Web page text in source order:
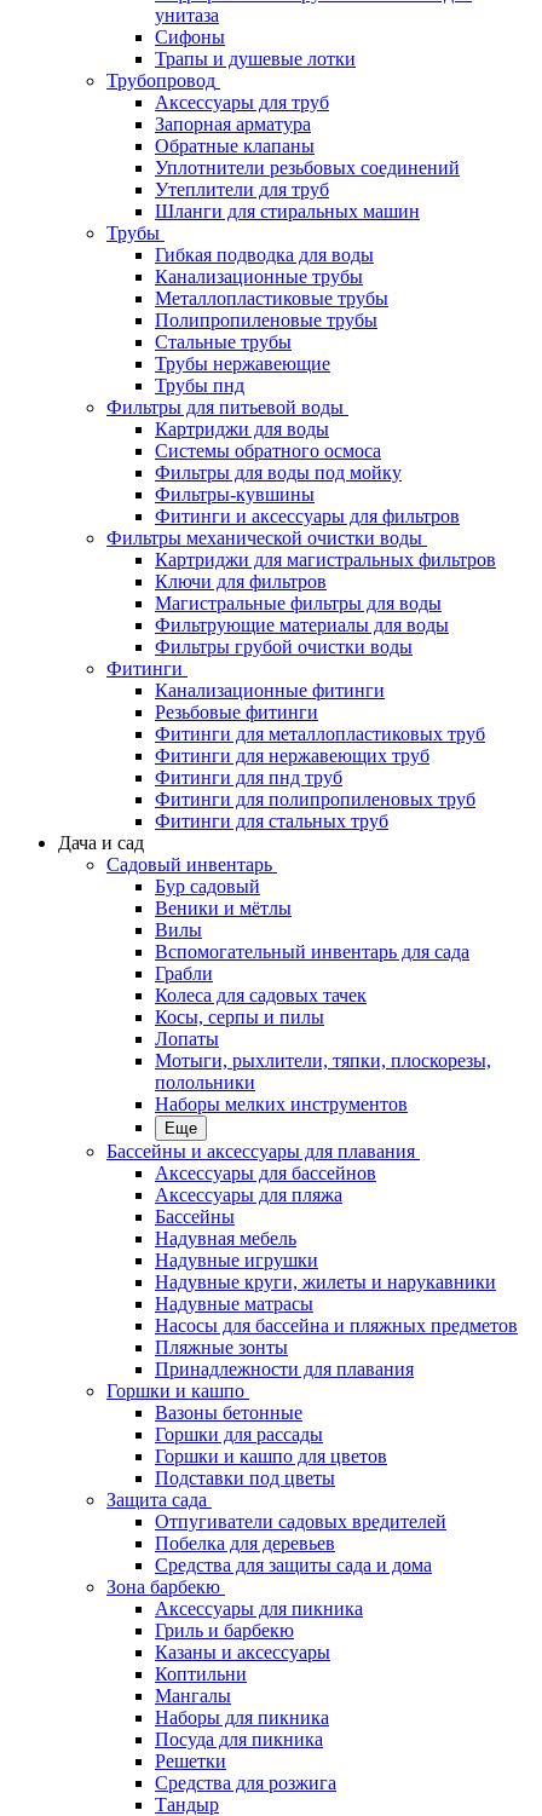
унитаза
Сифоны
Трапы и душевые лотки
Трубопровод
Аксессуары для труб
Запорная арматура
Обратные клапаны
Уплотнители резьбовых соединений
Утеплители для труб
Шланги для стиральных машин
Трубы
Гибкая подводка для воды
Канализационные трубы
Металлопластиковые трубы
Полипропиленовые трубы
Стальные трубы
Трубы нержавеющие
Трубы пнд
Фильтры для питьевой воды
Картриджи для воды
Системы обратного осмоса
Фильтры для воды под мойку
Фильтры-кувшины
Фитинги и аксессуары для фильтров
Фильтры механической очистки воды
Картриджи для магистральных фильтров
Ключи для фильтров
Магистральные фильтры для воды
Фильтрующие материалы для воды
Фильтры грубой очистки воды
Фитинги
Канализационные фитинги
Резьбовые фитинги
Фитинги для металлопластиковых труб
Фитинги для нержавеющих труб
Фитинги для пнд труб
Фитинги для полипропиленовых труб
Фитинги для стальных труб
Дача и сад
Садовый инвентарь
Бур садовый
Веники и мётлы
Вилы
Вспомогательный инвентарь для сада
Грабли
Колеса для садовых тачек
Косы, серпы и пилы
Лопаты
Мотыги, рыхлители, тяпки, плоскорезы,
полольники
Наборы мелких инструментов
Еще
Бассейны и аксессуары для плавания
Аксессуары для бассейнов
Аксессуары для пляжа
Бассейны
Надувная мебель
Надувные игрушки
Надувные круги, жилеты и нарукавники
Надувные матрасы
Насосы для бассейна и пляжных предметов
Пляжные зонты
Принадлежности для плавания
Горшки и кашпо
Вазоны бетонные
Горшки для рассады
Горшки и кашпо для цветов
Подставки под цветы
Защита сада
Отпугиватели садовых вредителей
Побелка для деревьев
Средства для защиты сада и дома
Зона барбекю
Аксессуары для пикника
Гриль и барбекю
Казаны и аксессуары
Коптильни
Мангалы
Наборы для пикника
Посуда для пикника
Решетки
Средства для розжига
Тандыр